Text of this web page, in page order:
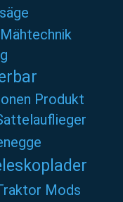
Mähtechnik
Produkt
Mods